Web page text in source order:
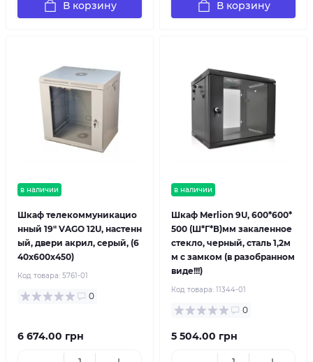
В корзину В корзину
в наличии
Шкаф телекоммуникацио
нный 19" VAGO 12U, настенн
ый, двери акрил, серый, (6
40х600х450)
Код товара: 5761-01
0
6 674.00 грн
в наличии
Шкаф Merlion 9U, 600*600*
500 (Ш*Г*В)мм закаленное
стекло, черный, сталь 1,2м
м с замком (в разобранном
виде!!!)
Код товара: 11344-01
0
5 504.00 грн